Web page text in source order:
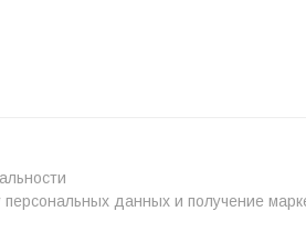
персональных данных и получение